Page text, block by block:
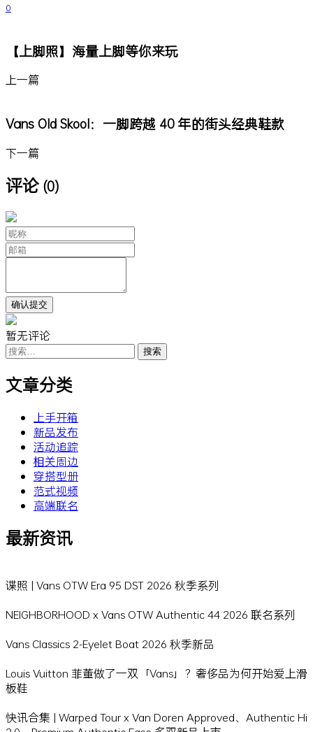
0
【上脚照】海量上脚等你来玩
上一篇
Vans Old Skool：一脚跨越 40 年的街头经典鞋款
下一篇
评论 (0)
暂无评论
搜
索：
文章分类
上手开箱
新品发布
活动追踪
相关周边
穿搭型册
范式视频
高端联名
最新资讯
谍照 | Vans OTW Era 95 DST 2026 秋季系列
NEIGHBORHOOD x Vans OTW Authentic 44 2026 联名系列
Vans Classics 2-Eyelet Boat 2026 秋季新品
Louis Vuitton 菲董做了一双「Vans」？奢侈品为何开始爱上滑
板鞋
快讯合集 | Warped Tour x Van Doren Approved、Authentic Hi